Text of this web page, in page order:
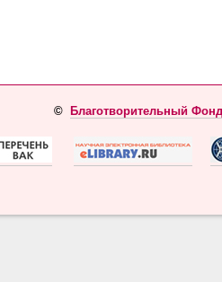
© Благотворительный